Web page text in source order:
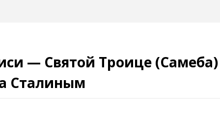
Рубрика «Азбука Грузии»: дзеоба
— Святой Троице
Сталиным